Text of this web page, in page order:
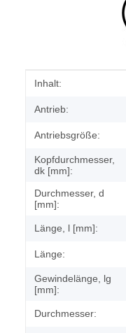
Produkteigenschaft
Wert
Inhalt:
Antrieb:
Antriebsgröße:
Kopfdurchmesser,
dk [mm]:
Durchmesser, d
[mm]:
Länge, l [mm]:
Länge:
Gewindelänge, lg
[mm]:
Durchmesser: